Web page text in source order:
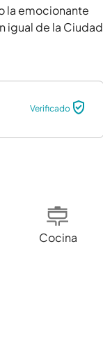
la emocionante
igual de la Ciudad
Verificado
Cocina